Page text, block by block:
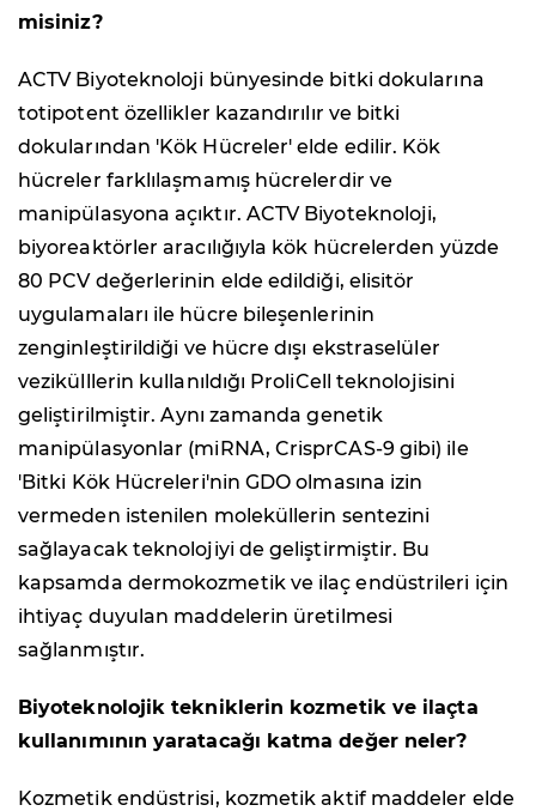
misiniz?
ACTV Biyoteknoloji bünyesinde bitki dokularına
totipotent özellikler kazandırılır ve bitki
dokularından 'Kök Hücreler' elde edilir. Kök
hücreler farklılaşmamış hücrelerdir ve
manipülasyona açıktır. ACTV Biyoteknoloji,
biyoreaktörler aracılığıyla kök hücrelerden yüzde
80 PCV değerlerinin elde edildiği, elisitör
uygulamaları ile hücre bileşenlerinin
zenginleştirildiği ve hücre dışı ekstraselüler
vezikülllerin kullanıldığı ProliCell teknolojisini
geliştirilmiştir. Aynı zamanda genetik
manipülasyonlar (miRNA, CrisprCAS-9 gibi) ile
'Bitki Kök Hücreleri'nin GDO olmasına izin
vermeden istenilen moleküllerin sentezini
sağlayacak teknolojiyi de geliştirmiştir. Bu
kapsamda dermokozmetik ve ilaç endüstrileri için
ihtiyaç duyulan maddelerin üretilmesi
sağlanmıştır.
Biyoteknolojik tekniklerin kozmetik ve ilaçta
kullanımının yaratacağı katma değer neler?
Kozmetik endüstrisi, kozmetik aktif maddeler elde